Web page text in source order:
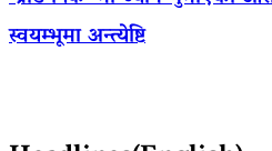
स्वयम्भूमा अन्त्येष्टि